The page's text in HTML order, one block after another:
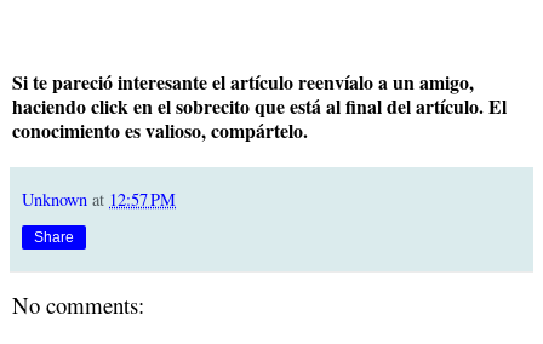
Si te pareció interesante el artículo reenvíalo a un amigo,
haciendo click en el sobrecito que está al final del artículo. El
conocimiento es valioso, compártelo.
Unknown at 12:57 PM
Share
No comments: